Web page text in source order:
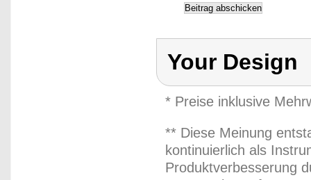
Your Design
* Preise inklusive
** Diese Meinung
kontinuierlich als
Produktverbesserung